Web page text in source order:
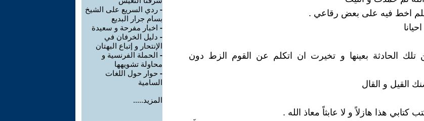
اخط فيه على بعض رقاعي .
الحادثة بعينها و تخيرت ان اتكلم عن القوم الزط دون
القيل و القال
كتابي هذا هازلاً و لا عابثاً معاذ الله .
- ردي السريع على الشيخ
بسام جرار البديع
- اخبار مفرحة و سعيدة
- دليل الخرفان في
الإنتحار و إتباع البهتان
- الحملة الفرنسية و
محاولة تشويهها
- حوار حول اللغات
السامية
المزيد.....